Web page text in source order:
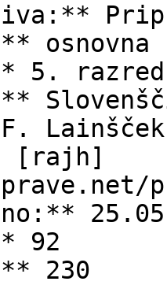
osnovna
5. razred
[rajh]
92
230